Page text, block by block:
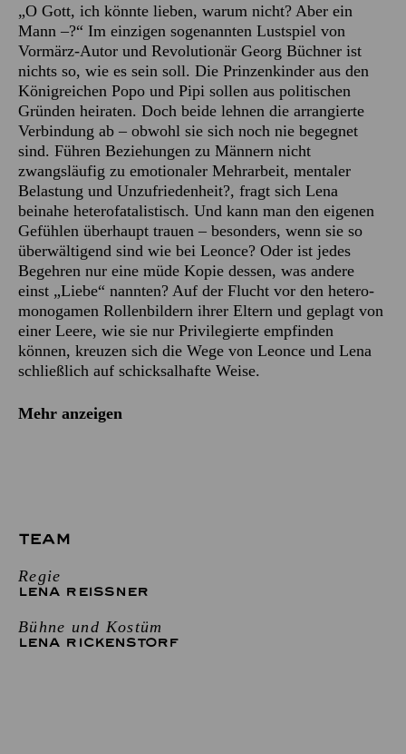
„O Gott, ich könnte lieben, warum nicht? Aber ein
Mann –?“ Im einzigen sogenannten Lustspiel von
Vormärz-Autor und Revolutionär Georg Büchner ist
nichts so, wie es sein soll. Die Prinzenkinder aus den
Königreichen Popo und Pipi sollen aus politischen
Gründen heiraten. Doch beide lehnen die arrangierte
Verbindung ab – obwohl sie sich noch nie begegnet
sind. Führen Beziehungen zu Männern nicht
zwangsläufig zu emotionaler Mehrarbeit, mentaler
Belastung und Unzufriedenheit?, fragt sich Lena
beinahe heterofatalistisch. Und kann man den eigenen
Gefühlen überhaupt trauen – besonders, wenn sie so
überwältigend sind wie bei Leonce? Oder ist jedes
Begehren nur eine müde Kopie dessen, was andere
einst „Liebe“ nannten? Auf der Flucht vor den hetero-
monogamen Rollenbildern ihrer Eltern und geplagt von
einer Leere, wie sie nur Privilegierte empfinden
können, kreuzen sich die Wege von Leonce und Lena
schließlich auf schicksalhafte Weise.
Mehr anzeigen
TEAM
Regie
LENA REISSNER
Bühne und Kostüm
LENA RICKENSTORF